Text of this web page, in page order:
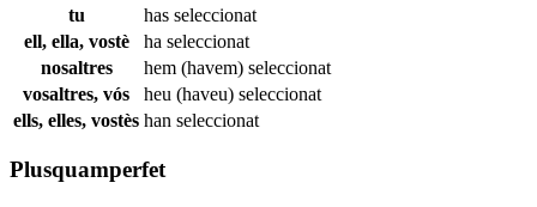
tu
has seleccionat
ell, ella, vostè
ha seleccionat
nosaltres
hem (havem) seleccionat
vosaltres, vós
heu (haveu) seleccionat
ells, elles, vostès han seleccionat
Plusquamperfet